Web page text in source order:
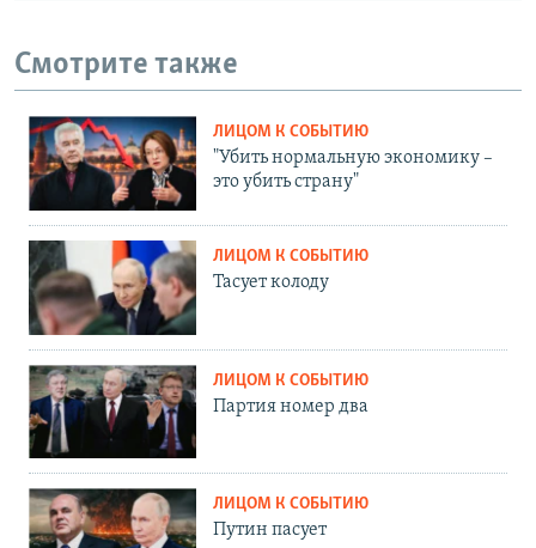
Смотрите также
ЛИЦОМ К СОБЫТИЮ
"Убить нормальную экономику –
это убить страну"
ЛИЦОМ К СОБЫТИЮ
Тасует колоду
ЛИЦОМ К СОБЫТИЮ
Партия номер два
ЛИЦОМ К СОБЫТИЮ
Путин пасует